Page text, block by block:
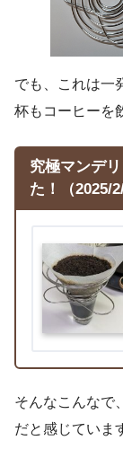
でも、これは一
杯もコーヒーを
究極マンデリ
た！
（2025/
そんなこんなで
だと感じていま